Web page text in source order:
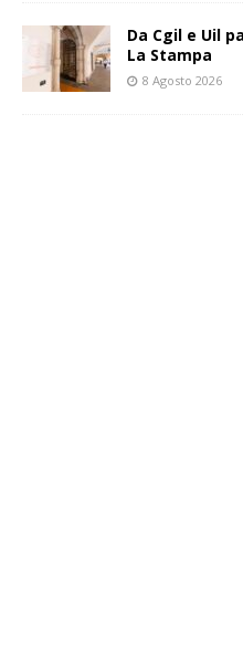
Da Cgil e Uil
La Stampa
8 Agosto 2026